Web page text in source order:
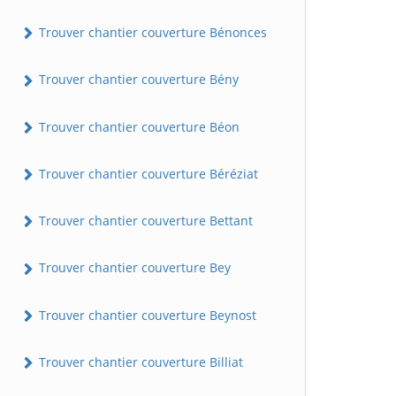
Trouver chantier couverture Bénonces
Trouver chantier couverture Bény
Trouver chantier couverture Béon
Trouver chantier couverture Béréziat
Trouver chantier couverture Bettant
Trouver chantier couverture Bey
Trouver chantier couverture Beynost
Trouver chantier couverture Billiat